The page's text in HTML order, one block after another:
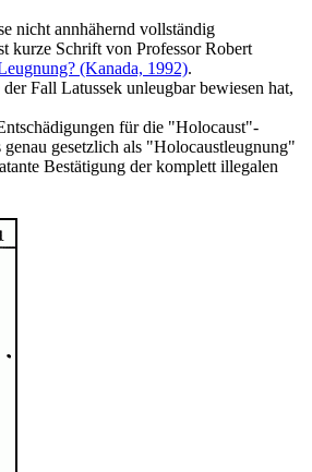
nicht annhähernd vollständig
kurze Schrift von Professor Robert
(Kanada, 1992).
Fall Latussek unleugbar bewiesen hat,
für die "Holocaust"-
gesetzlich als "Holocaustleugnung"
Bestätigung der komplett illegalen